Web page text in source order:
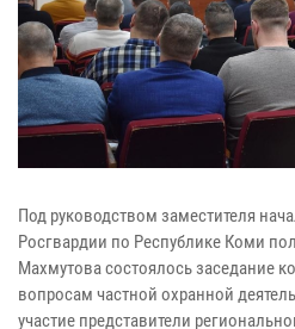
Под руководством заместителя
Росгвардии по Республике Коми
Махмутова состоялось заседание
вопросам частной охранной
участие представители